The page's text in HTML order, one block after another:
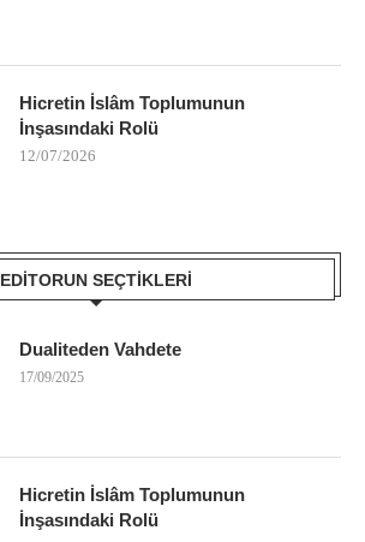
Hicretin İslâm Toplumunun
İnşasındaki Rolü
12/07/2026
EDITORUN SEÇTIKLERI
Dualiteden Vahdete
17/09/2025
Hicretin İslâm Toplumunun
İnşasındaki Rolü